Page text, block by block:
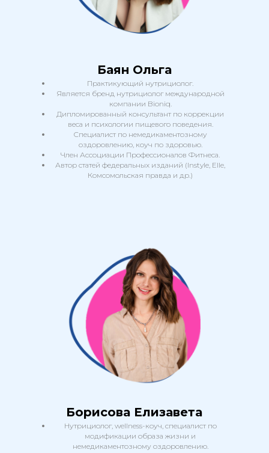
+7
подарок
* срок действия - 1 месяц, можно
использовать только на покупку любого
курса АСИЗ
Баян Ольга
Практикующий нутрициолог.
Является бренд нутрициолог международной
компании Bioniq.
Дипломированный консультант по коррекции
веса и психологии пищевого поведения.
Специалист по немедикаментозному
оздоровлению, коуч по здоровью.
Член Ассоциации Профессионалов Фитнеса.
Автор статей федеральных изданий (Instyle, Elle,
Комсомольская правда и др.)
Борисова Елизавета
Нутрициолог, wellness-коуч, специалист по
модификации образа жизни и
немедикаментозному оздоровлению.